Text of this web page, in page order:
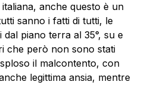
anche questo è un
sanno i fatti di tutti, le
piano terra al 35°, su e
che però non sono stati
il malcontento, con
legittima ansia, mentre